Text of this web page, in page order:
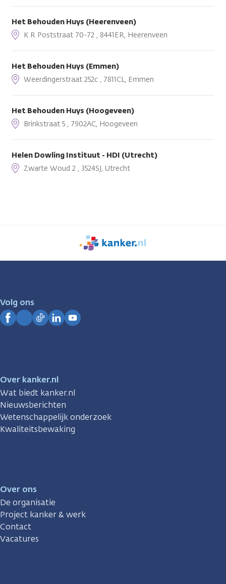
Het Behouden Huys (Heerenveen)
K R Poststraat 70-72 , 8441ER, Heerenveen
Het Behouden Huys (Emmen)
Weerdingerstraat 252c , 7811CL, Emmen
Het Behouden Huys (Hoogeveen)
Brinkstraat 5 , 7902AC, Hoogeveen
Helen Dowling Instituut - HDI (Utrecht)
Zwarte Woud 2 , 3524SJ, Utrecht
We
zijn
Volg ons
Over kanker.nl
Wat biedt kanker.nl
Nieuwsberichten
Wetenschappelijk onderzoek
Kwaliteitsbewaking
Over ons
De organisatie
Project kanker & werk
Contact
Vacatures